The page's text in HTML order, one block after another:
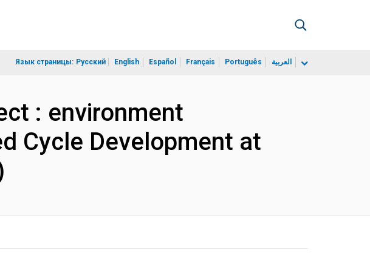
Язык страницы: Русский English Español Français Português العربية
: environment
Cycle Development at